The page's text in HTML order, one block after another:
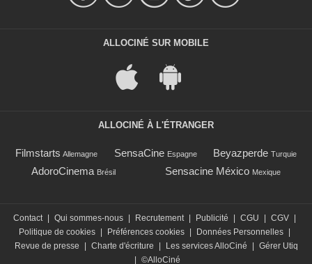
ALLOCINÉ SUR MOBILE
ALLOCINÉ À L'ÉTRANGER
Filmstarts Allemagne SensaCine Espagne Beyazperde Turquie
AdoroCinema Brésil Sensacine México Mexique
Contact | Qui sommes-nous | Recrutement | Publicité | CGU | CGV |
Politique de cookies | Préférences cookies | Données Personnelles |
Revue de presse
| Charte d'écriture | Les services AlloCiné | Gérer Utiq
| ©AlloCiné